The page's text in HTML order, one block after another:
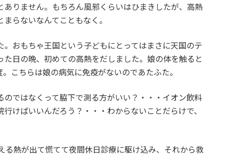
りません。もちろん風邪くらいはひまきしたが、高熱
らないなんてこともなく。
おもちゃ王国という子どもにとってはまさに天国のテ
日の晩、初めての高熱をだしました。娘の体を触ると
こちらは娘の病気に免疫がないのであたふた。
ではなくって脇下で測る方がいい？・・・イオン飲料
けばいいんだろう？・・・わからないことだらけで、
熱が出て慌てて夜間休日診療に駆け込み、それから救